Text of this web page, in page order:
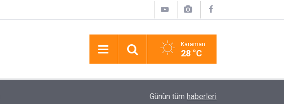
Karaman
28 °C
Kazada Ağır Yaralanan Yaşlı Adam, 25 Günlük
Günün tüm haberleri